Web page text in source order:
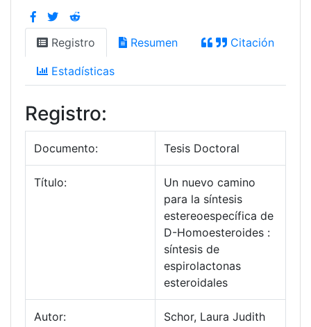
Registro Resumen Citación
Estadísticas
Registro:
Documento: Tesis Doctoral
Título:
Un nuevo camino
para la síntesis
estereoespecífica de
D-Homoesteroides :
síntesis de
espirolactonas
esteroidales
Autor: Schor, Laura Judith